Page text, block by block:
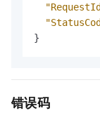
}
错误码